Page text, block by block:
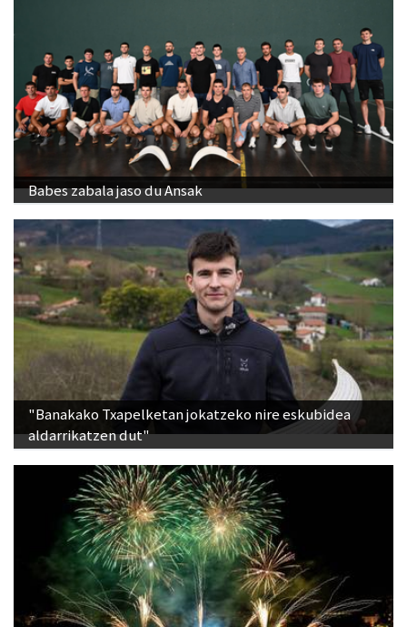
Babes zabala jaso du Ansak
"Banakako Txapelketan jokatzeko nire eskubidea
aldarrikatzen dut"